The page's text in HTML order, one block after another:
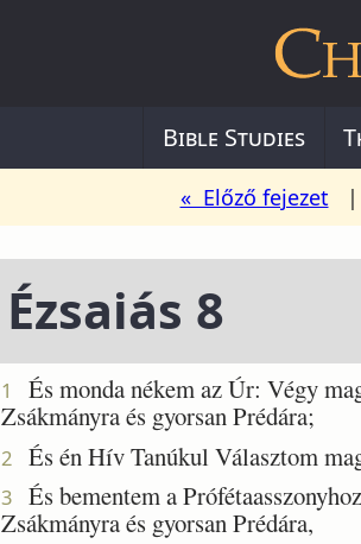
Bible Studies
« Előző fejezet |
Ézsaiás 8
1
És monda nékem az Úr: Végy
Zsákmányra és gyorsan Prédára;
2 És én Hív Tanúkul Választom
3
És bementem a
Zsákmányra és gyorsan Prédára,